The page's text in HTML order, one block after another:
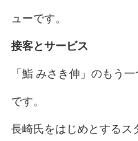
ューです。
接客とサービス
「鮨 みさき伸」のもう
です。
長崎氏をはじめとするス